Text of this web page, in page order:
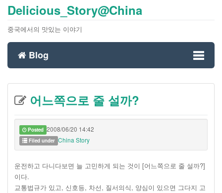
Delicious_Story@China
중국에서의 맛있는 이야기
Toggle
Blog
어느쪽으로 줄 설까?
Posted 2008/06/20 14:42
Filed under China Story
운전하고 다니다보면 늘 고민하게 되는 것이 [어느쪽으로 줄 설까?]
이다.
교통법규가 있고, 신호등, 차선, 질서의식, 양심이 있으면 그다지 고